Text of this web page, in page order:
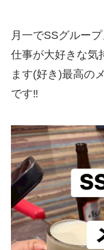
月一でSSグルー
仕事が大好きな気
ます(好き)最高の
です‼️